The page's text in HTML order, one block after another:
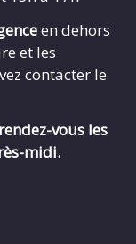
en dehors
et les
contacter le
vous les
midi.